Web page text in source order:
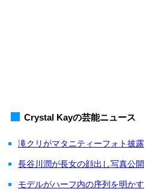
Crystal Kayの芸能ニュース
滝クリがマタニティーフォト披露
長谷川潤が長女の顔出し写真公開
モデルがハーフ内の序列を明かす